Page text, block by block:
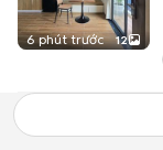
6 phút trước 12